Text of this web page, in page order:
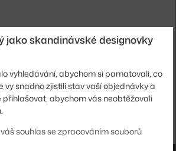
jako skandinávské designovky
vyhledávání, abychom si pamatovali, co
vy snadno zjistili stav vaší objednávky a
přihlašovat, abychom vás neobtěžovali
souhlas se zpracováním souborů
PeckaDesign